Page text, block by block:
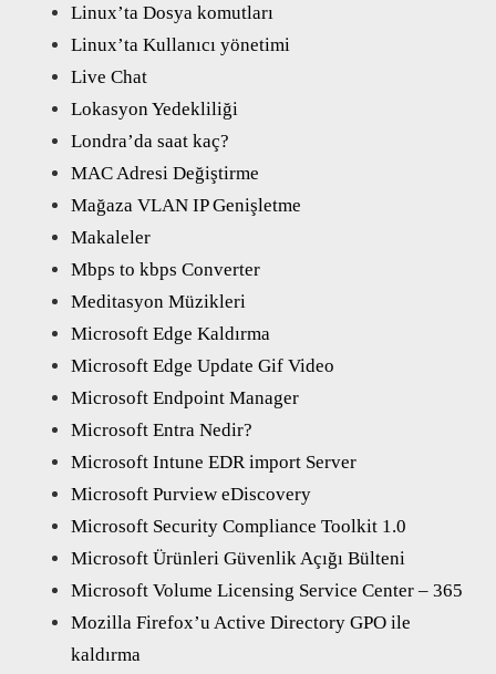
Linux’ta Dosya komutları
Linux’ta Kullanıcı yönetimi
Live Chat
Lokasyon Yedekliliği
Londra’da saat kaç?
MAC Adresi Değiştirme
Mağaza VLAN IP Genişletme
Makaleler
Mbps to kbps Converter
Meditasyon Müzikleri
Microsoft Edge Kaldırma
Microsoft Edge Update Gif Video
Microsoft Endpoint Manager
Microsoft Entra Nedir?
Microsoft Intune EDR import Server
Microsoft Purview eDiscovery
Microsoft Security Compliance Toolkit 1.0
Microsoft Ürünleri Güvenlik Açığı Bülteni
Microsoft Volume Licensing Service Center – 365
Mozilla Firefox’u Active Directory GPO ile
kaldırma